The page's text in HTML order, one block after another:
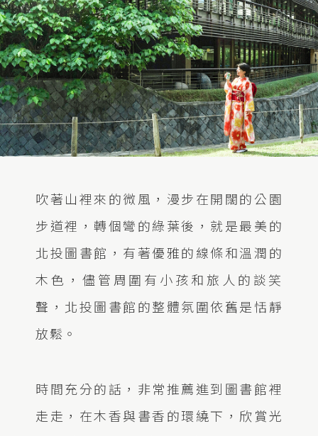
吹著山裡來的微風，漫步在開闊的公園
步道裡，轉個彎的綠葉後，就是最美的
北投圖書館，有著優雅的線條和溫潤的
木色，儘管周圍有小孩和旅人的談笑
聲，北投圖書館的整體氛圍依舊是恬靜
放鬆。
時間充分的話，非常推薦進到圖書館裡
走走，在木香與書香的環繞下，欣賞光